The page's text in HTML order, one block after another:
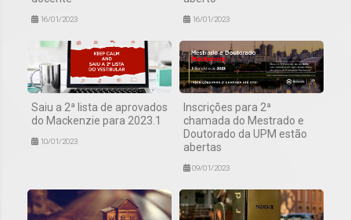
16/01/2023 16/01/2023
Saiu a 2ª lista de aprovados
do Mackenzie para 2023.1
10/01/2023
Inscrições para 2ª
chamada do Mestrado e
Doutorado da UPM estão
abertas
09/01/2023